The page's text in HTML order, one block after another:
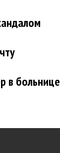
в больнице